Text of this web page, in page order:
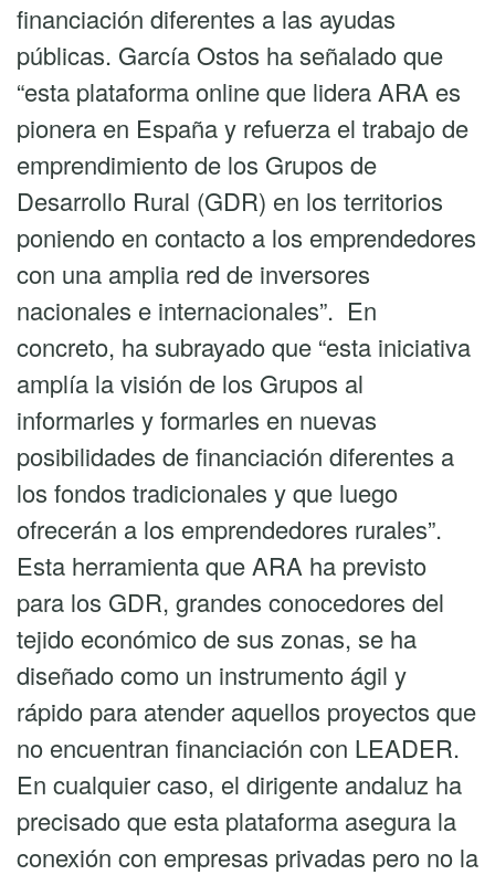
financiación diferentes a las ayudas
públicas. García Ostos ha señalado que
“esta plataforma online que lidera ARA es
pionera en España y refuerza el trabajo de
emprendimiento de los Grupos de
Desarrollo Rural (GDR) en los territorios
poniendo en contacto a los emprendedores
con una amplia red de inversores
nacionales e internacionales”. En
concreto, ha subrayado que “esta iniciativa
amplía la visión de los Grupos al
informarles y formarles en nuevas
posibilidades de financiación diferentes a
los fondos tradicionales y que luego
ofrecerán a los emprendedores rurales”.
Esta herramienta que ARA ha previsto
para los GDR, grandes conocedores del
tejido económico de sus zonas, se ha
diseñado como un instrumento ágil y
rápido para atender aquellos proyectos que
no encuentran financiación con LEADER.
En cualquier caso, el dirigente andaluz ha
precisado que esta plataforma asegura la
conexión con empresas privadas pero no la